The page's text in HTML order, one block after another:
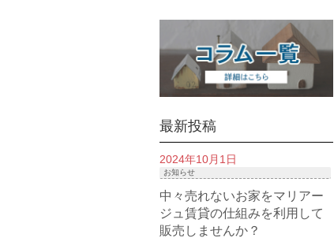
最新投稿
2024年10月1日
お知らせ
中々売れないお家をマリアー
ジュ賃貸の仕組みを利用して
販売しませんか？